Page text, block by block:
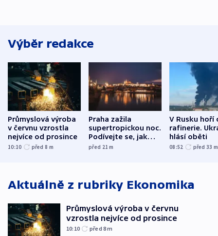
Výběr redakce
Průmyslová výroba
v červnu vzrostla
nejvíce od prosince
10:10 před 8 m
Praha zažila
supertropickou noc.
Podívejte se, jak
bylo u vás
před 21m
V Rusku hoří
rafinerie.
hlásí oběti
08:52 před 33 m
Aktuálně z rubriky Ekonomika
Průmyslová výroba v červnu
vzrostla nejvíce od prosince
10:10 před 8m